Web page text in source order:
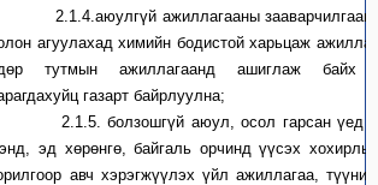
ажиллагааны зааварчилгааг
агуулахад химийн бодистой харьцаж
тутмын ажиллагаанд ашиглаж байх
газарт байрлуулна;
болзошгүй аюул, осол гарсан үед
эд хөрөнгө, байгаль орчинд үүсэх
авч хэрэгжүүлэх үйл ажиллагаа,